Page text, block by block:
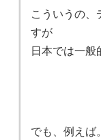
こういうの
すが
日本では一般
でも、例えば。